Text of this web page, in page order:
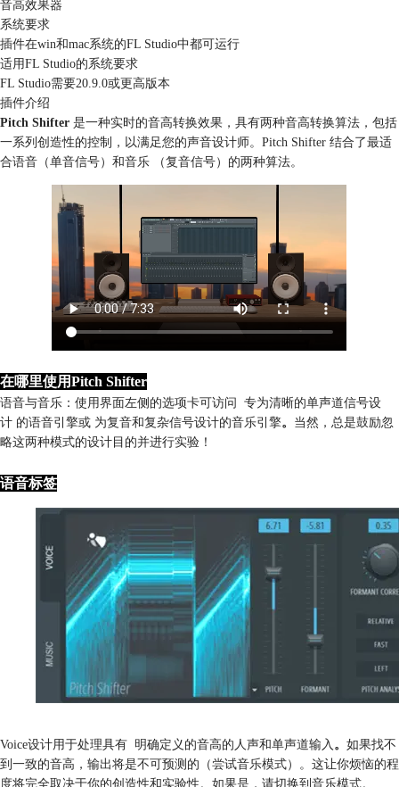
音高效果器
系统要求
插件在win和mac系统的FL Studio中都可运行
适用FL Studio的系统要求
FL Studio需要20.9.0或更高版本
插件介绍
Pitch Shifter 是一种实时的音高转换效果，具有两种音高转换算法，包括
一系列创造性的控制，以满足您的声音设计师。Pitch Shifter 结合了最适
合语音（单音信号）和音乐 （复音信号）的两种算法。
在哪里使用Pitch Shifter
语音与音乐：使用界面左侧的选项卡可访问 专为清晰的单声道信号设
计 的语音引擎或 为复音和复杂信号设计的音乐引擎。 当然，总是鼓励忽
略这两种模式的设计目的并进行实验！
语音标签
Voice设计用于处理具有 明确定义的音高的人声和单声道输入 。 如果找不
到一致的音高，输出将是不可预测的（尝试音乐模式）。这让你烦恼的程
度将完全取决于你的创造性和实验性。如果是，请切换到音乐模式。